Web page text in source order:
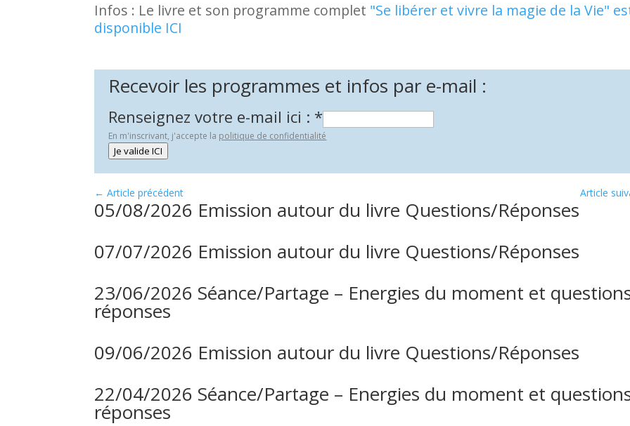
Infos : Le livre et son programme complet "Se libérer et vivre la magie de la Vie"
disponible ICI
Recevoir les programmes et infos par e-mail :
Renseignez votre e-mail ici : *
En m'inscrivant, j'accepte la politique de confidentialité
Je valide ICI
←Article précédent Article
05/08/2026 Emission autour du livre Questions/Réponses
07/07/2026 Emission autour du livre Questions/Réponses
23/06/2026 Séance/Partage – Energies du moment et
réponses
09/06/2026 Emission autour du livre Questions/Réponses
22/04/2026 Séance/Partage – Energies du moment et
réponses